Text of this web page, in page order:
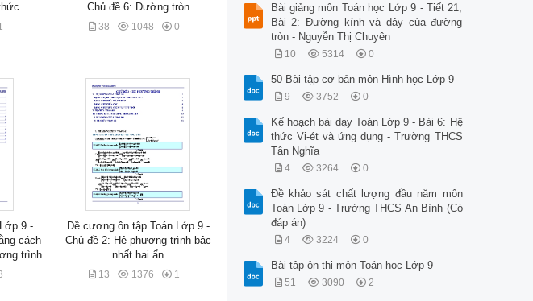
Chủ đề 6: Đường tròn
38 1048 0
9 -
cách
trình
Đề cương ôn tập Toán Lớp 9 -
Chủ đề 2: Hệ phương trình bậc
nhất hai ẩn
13 1376 1
Bài giảng môn Toán học Lớp 9 - Tiết 21,
Bài 2: Đường kính và dây của đường
tròn - Nguyễn Thị Chuyên
10 5314 0
50 Bài tập cơ bản môn Hình học Lớp 9
9 3752 0
Kế hoạch bài dạy Toán Lớp 9 - Bài 6: Hệ
thức Vi-ét và ứng dụng - Trường THCS
Tân Nghĩa
4 3264 0
Đề khảo sát chất lượng đầu năm môn
Toán Lớp 9 - Trường THCS An Bình (Có
đáp án)
4 3224 0
Bài tập ôn thi môn Toán học Lớp 9
51 3090 2